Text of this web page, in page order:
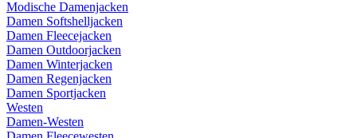
Modische Damenjacken
Damen Softshelljacken
Damen Fleecejacken
Damen Outdoorjacken
Damen Winterjacken
Damen Regenjacken
Damen Sportjacken
Westen
Damen-Westen